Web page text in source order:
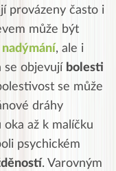
provázeny často i
může být
nadýmání, ale i
se objevují bolesti
se může
dráhy
až k malíčku
psychickém
. Varovným